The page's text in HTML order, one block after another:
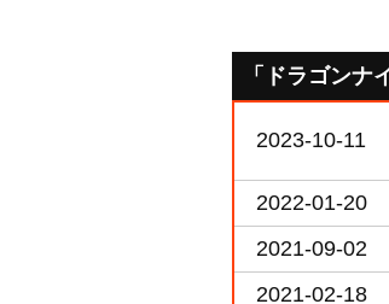
「ドラゴン
2023-10-11
2022-01-20
2021-09-02
2021-02-18